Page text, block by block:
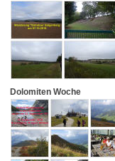
Dolomiten Woche